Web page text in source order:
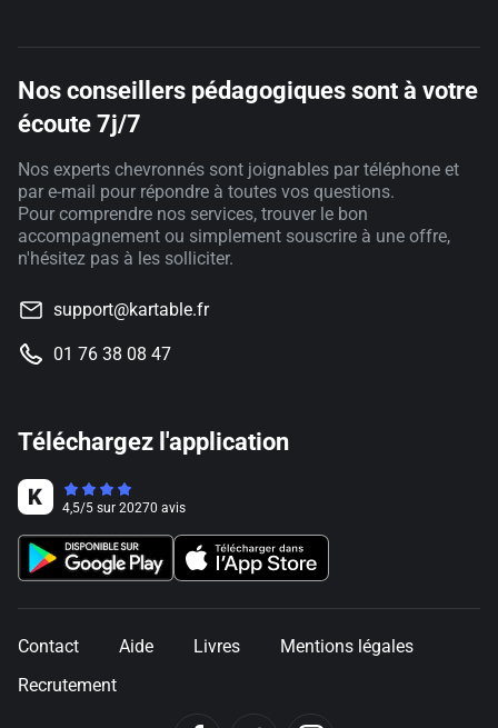
Nos conseillers pédagogiques sont à votre
écoute 7j/7
Nos experts chevronnés sont joignables par téléphone et
par e-mail pour répondre à toutes vos questions.
Pour comprendre nos services, trouver le bon
accompagnement ou simplement souscrire à une offre,
n'hésitez pas à les solliciter.
support@kartable.fr
01 76 38 08 47
Téléchargez l'application
4,5/5 sur 20270 avis
Contact Aide Livres
Mentions légales
Recrutement